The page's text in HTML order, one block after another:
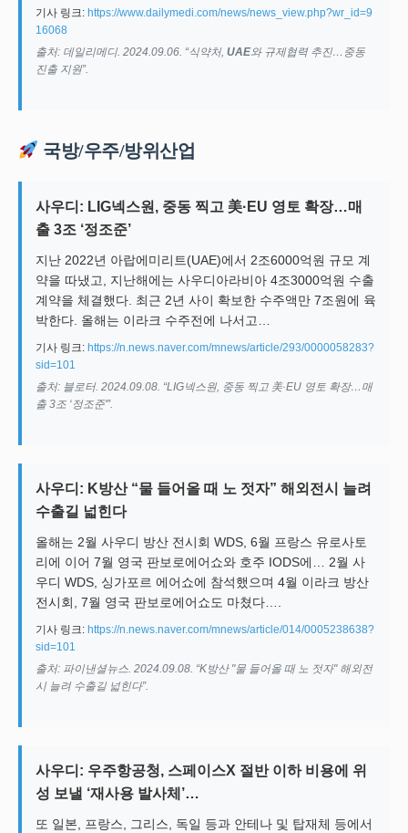
기사 링크: https://www.dailymedi.com/news/news_view.php?wr_id=9
16068
출처: 데일리메디. 2024.09.06. “식약처, UAE와 규제협력 추진…중동
진출 지원”.
국방/우주/방위산업
사우디: LIG넥스원, 중동 찍고 美·EU 영토 확장…매
출 3조 ‘정조준’
지난 2022년 아랍에미리트(UAE)에서 2조6000억원 규모 계
약을 따냈고, 지난해에는 사우디아라비아 4조3000억원 수출
계약을 체결했다. 최근 2년 사이 확보한 수주액만 7조원에 육
박한다. 올해는 이라크 수주전에 나서고…
기사 링크: https://n.news.naver.com/mnews/article/293/0000058283?
sid=101
출처: 블로터. 2024.09.08. “LIG넥스원, 중동 찍고 美·EU 영토 확장…매
출 3조 ‘정조준'”.
사우디: K방산 “물 들어올 때 노 젓자” 해외전시 늘려
수출길 넓힌다
올해는 2월 사우디 방산 전시회 WDS, 6월 프랑스 유로사토
리에 이어 7월 영국 판보로에어쇼와 호주 IODS에… 2월 사
우디 WDS, 싱가포르 에어쇼에 참석했으며 4월 이라크 방산
전시회, 7월 영국 판보로에어쇼도 마쳤다….
기사 링크: https://n.news.naver.com/mnews/article/014/0005238638?
sid=101
출처: 파이낸셜뉴스. 2024.09.08. “K방산 "물 들어올 때 노 젓자" 해외전
시 늘려 수출길 넓힌다”.
사우디: 우주항공청, 스페이스X 절반 이하 비용에 위
성 보낼 ‘재사용 발사체’…
또 일본, 프랑스, 그리스, 독일 등과 안테나 및 탑재체 등에서